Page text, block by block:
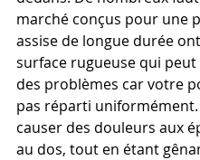
marché conçus pour une
assise de longue durée
surface rugueuse qui peut
des problèmes car votre
pas réparti uniformément.
causer des douleurs aux
au dos, tout en étant